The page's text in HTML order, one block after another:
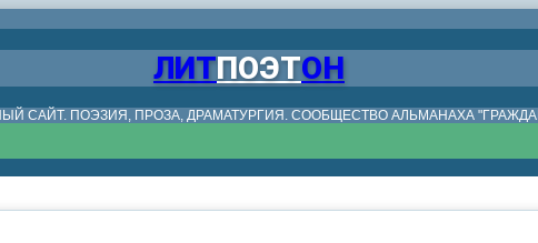
ЛИТПОЭТОН
САЙТ. ПОЭЗИЯ, ПРОЗА, ДРАМАТУРГИЯ. СООБЩЕСТВО АЛЬМАНАХА